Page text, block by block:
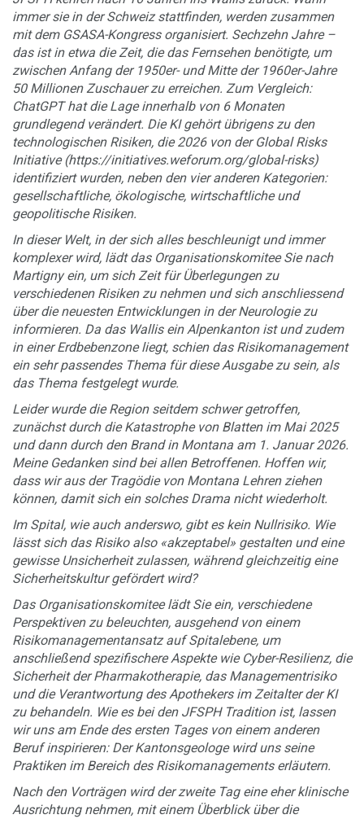
immer sie in der Schweiz stattfinden, werden zusammen
mit dem GSASA-Kongress organisiert. Sechzehn Jahre –
das ist in etwa die Zeit, die das Fernsehen benötigte, um
zwischen Anfang der 1950er- und Mitte der 1960er-Jahre
50 Millionen Zuschauer zu erreichen. Zum Vergleich:
ChatGPT hat die Lage innerhalb von 6 Monaten
grundlegend verändert. Die KI gehört übrigens zu den
technologischen Risiken, die 2026 von der Global Risks
Initiative (https://initiatives.weforum.org/global-risks)
identifiziert wurden, neben den vier anderen Kategorien:
gesellschaftliche, ökologische, wirtschaftliche und
geopolitische Risiken.
In dieser Welt, in der sich alles beschleunigt und immer
komplexer wird, lädt das Organisationskomitee Sie nach
Martigny ein, um sich Zeit für Überlegungen zu
verschiedenen Risiken zu nehmen und sich anschliessend
über die neuesten Entwicklungen in der Neurologie zu
informieren. Da das Wallis ein Alpenkanton ist und zudem
in einer Erdbebenzone liegt, schien das Risikomanagement
ein sehr passendes Thema für diese Ausgabe zu sein, als
das Thema festgelegt wurde.
Leider wurde die Region seitdem schwer getroffen,
zunächst durch die Katastrophe von Blatten im Mai 2025
und dann durch den Brand in Montana am 1. Januar 2026.
Meine Gedanken sind bei allen Betroffenen. Hoffen wir,
dass wir aus der Tragödie von Montana Lehren ziehen
können, damit sich ein solches Drama nicht wiederholt.
Im Spital, wie auch anderswo, gibt es kein Nullrisiko. Wie
lässt sich das Risiko also «akzeptabel» gestalten und eine
gewisse Unsicherheit zulassen, während gleichzeitig eine
Sicherheitskultur gefördert wird?
Das Organisationskomitee lädt Sie ein, verschiedene
Perspektiven zu beleuchten, ausgehend von einem
Risikomanagementansatz auf Spitalebene, um
anschließend spezifischere Aspekte wie Cyber-Resilienz, die
Sicherheit der Pharmakotherapie, das Managementrisiko
und die Verantwortung des Apothekers im Zeitalter der KI
zu behandeln. Wie es bei den JFSPH Tradition ist, lassen
wir uns am Ende des ersten Tages von einem anderen
Beruf inspirieren: Der Kantonsgeologe wird uns seine
Praktiken im Bereich des Risikomanagements erläutern.
Nach den Vorträgen wird der zweite Tag eine eher klinische
Ausrichtung nehmen, mit einem Überblick über die